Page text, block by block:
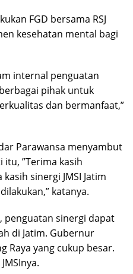
FGD bersama RSJ
kesehatan mental bagi
internal penguatan
pihak untuk
dan bermanfaat,”
Parawansa menyambut
”Terima kasih
sinergi JMSI Jatim
katanya.
penguatan sinergi dapat
di Jatim. Gubernur
Raya yang cukup besar.